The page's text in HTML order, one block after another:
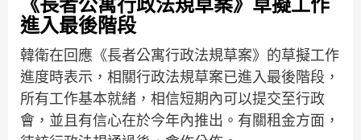
《長者公寓行政法規草案》草擬工作
進入最後階段
韓衛在回應《長者公寓行政法規草案》的草擬工作
進度時表示，相關行政法規草案已進入最後階段，
所有工作基本就緒，相信短期內可以提交至行政
會，並且有信心在於今年內推出。有關租金方面，